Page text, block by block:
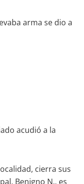
arma se dio a
acudió a la
cierra sus
Benigno N., es